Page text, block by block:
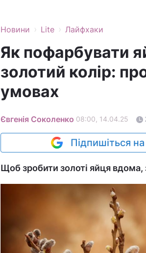
Новини › Lite › Лайфхаки
Як пофарбувати
золотий колір:
умовах
Євгенія Соколенко 08:00, 14.04.25
Підпишіться
Щоб зробити золоті яйця вдома,